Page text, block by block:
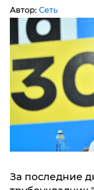
Автор: Сеть
За последние